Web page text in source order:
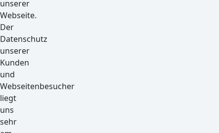
unserer
Webseite.
Der
Datenschutz
unserer
Kunden
und
Webseitenbesucher
liegt
uns
sehr